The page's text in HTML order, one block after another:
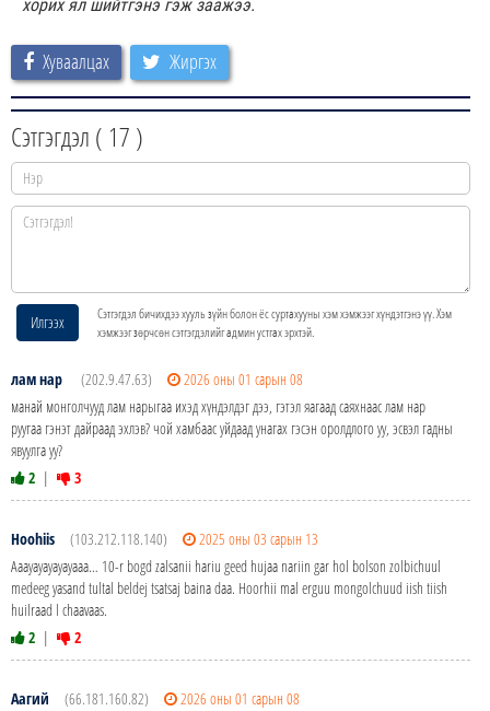
хорих ял шийтгэнэ гэж заажээ.
Хуваалцах Жиргэх
Сэтгэгдэл ( 17 )
Илгээх
Сэтгэгдэл бичихдээ хууль зүйн болон ёс суртахууны хэм хэмжээг хүндэтгэнэ үү. Хэм
хэмжээг зөрчсөн сэтгэгдэлийг админ устгах эрхтэй.
лам нар (202.9.47.63)
2026 оны 01 сарын 08
манай монголчууд лам нарыгаа ихэд хүндэлдэг дээ, гэтэл яагаад саяхнаас лам нар
руугаа гэнэт дайраад эхлэв? чой хамбаас уйдаад унагах гэсэн оролдлого уу, эсвэл гадны
явуулга уу?
2 | 3
Hoohiis (103.212.118.140)
2025 оны 03 сарын 13
Aaayayayayayaaa… 10-r bogd zalsanii hariu geed hujaa nariin gar hol bolson zolbichuul
medeeg yasand tultal beldej tsatsaj baina daa. Hoorhii mal erguu mongolchuud iish tiish
huilraad l chaavaas.
2 | 2
Аагий (66.181.160.82)
2026 оны 01 сарын 08